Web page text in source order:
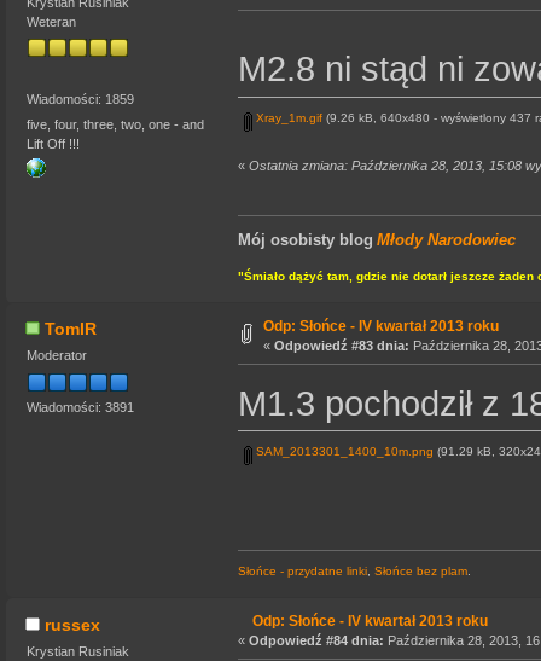
Weteran
Wiadomości: 1859
five, four, three, two, one - and
Lift Off !!!
M2.8 ni stąd ni
Xray_1m.gif (9.26 kB, 640x480 - wyświetlony 437
« Ostatnia zmiana: Października 28, 2013, 15:08
Mój osobisty blog Młody Narodowiec
"Śmiało dążyć tam, gdzie nie dotarł jeszcze żaden
TomIR
Moderator
Wiadomości: 3891
Odp: Słońce - IV kwartał 2013 roku
« Odpowiedź #83 dnia: Października 28,
M1.3 pochodził z
SAM_2013301_1400_10m.png (91.29 kB,
Słońce - przydatne linki Słońce bez plam
russex
Krystian Rusiniak
Odp: Słońce - IV kwartał 2013 roku
« Odpowiedź #84 dnia: Października 28, 2013,